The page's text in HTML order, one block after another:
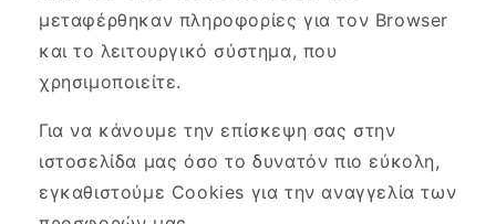
μεταφέρθηκαν πληροφορίες για τον Browser
και το λειτουργικό σύστημα, που
χρησιμοποιείτε.
Για να κάνουμε την επίσκεψη σας στην
ιστοσελίδα μας όσο το δυνατόν πιο εύκολη,
εγκαθιστούμε Cookies για την αναγγελία των